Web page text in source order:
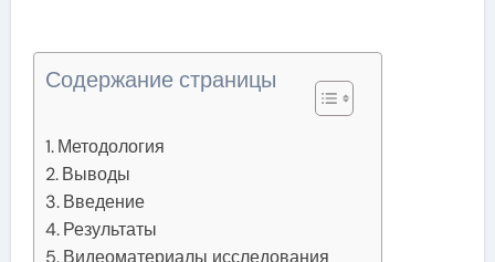
Содержание страницы
Методология
Выводы
Введение
Результаты